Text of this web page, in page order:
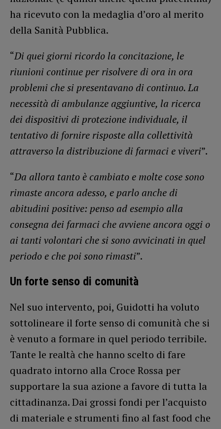
ha ricevuto con la medaglia d’oro al merito
della Sanità Pubblica.
“Di quei giorni ricordo la concitazione, le
riunioni continue per risolvere di ora in ora
problemi che si presentavano di continuo. La
necessità di ambulanze aggiuntive, la ricerca
dei dispositivi di protezione individuale, il
tentativo di fornire risposte alla collettività
attraverso la distribuzione di farmaci e viveri”.
“Da allora tanto è cambiato e molte cose sono
rimaste ancora adesso, e parlo anche di
abitudini positive: penso ad esempio alla
consegna dei farmaci che avviene ancora oggi o
ai tanti volontari che si sono avvicinati in quel
periodo e che poi sono rimasti”.
Un forte senso di comunità
Nel suo intervento, poi, Guidotti ha voluto
sottolineare il forte senso di comunità che si
è venuto a formare in quel periodo terribile.
Tante le realtà che hanno scelto di fare
quadrato intorno alla Croce Rossa per
supportare la sua azione a favore di tutta la
cittadinanza. Dai grossi fondi per l’acquisto
di materiale e strumenti fino al fast food che